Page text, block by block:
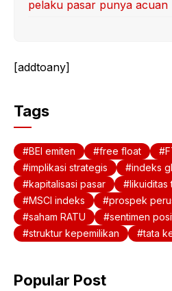
pelaku pasar punya acuan
[addtoany]
Tags
BEI emiten free float
implikasi strategis
indeks
kapitalisasi pasar
likuiditas
MSCI indeks
prospek
saham RATU
sentimen
struktur kepemilikan
tata
Popular Post